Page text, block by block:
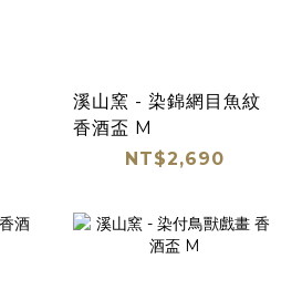
溪山窯 - 染錦網目魚紋
香酒盃 M
NT$2,690